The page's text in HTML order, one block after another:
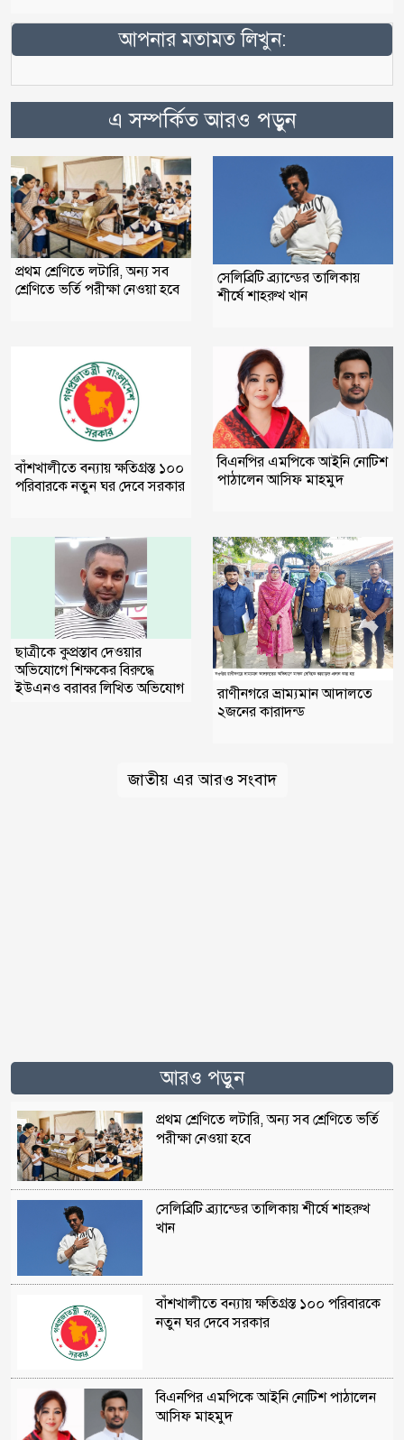
আপনার মতামত লিখুন:
এ সম্পর্কিত আরও পড়ুন
প্রথম শ্রেণিতে লটারি, অন্য সব
শ্রেণিতে ভর্তি পরীক্ষা নেওয়া হবে
সেলিব্রিটি ব্র্যান্ডের তালিকায়
শীর্ষে শাহরুখ খান
বাঁশখালীতে বন্যায় ক্ষতিগ্রস্ত ১০০
পরিবারকে নতুন ঘর দেবে সরকার
বিএনপির এমপিকে আইনি নোটিশ
পাঠালেন আসিফ মাহমুদ
ছাত্রীকে কুপ্রস্তাব দেওয়ার
অভিযোগে শিক্ষকের বিরুদ্ধে
ইউএনও বরাবর লিখিত অভিযোগ
রাণীনগরে ভ্রাম্যমান আদালতে
২জনের কারাদন্ড
জাতীয় এর আরও সংবাদ
আরও পড়ুন
প্রথম শ্রেণিতে লটারি, অন্য সব শ্রেণিতে ভর্তি
পরীক্ষা নেওয়া হবে
সেলিব্রিটি ব্র্যান্ডের তালিকায় শীর্ষে শাহরুখ
খান
বাঁশখালীতে বন্যায় ক্ষতিগ্রস্ত ১০০ পরিবারকে
নতুন ঘর দেবে সরকার
বিএনপির এমপিকে আইনি নোটিশ পাঠালেন
আসিফ মাহমুদ